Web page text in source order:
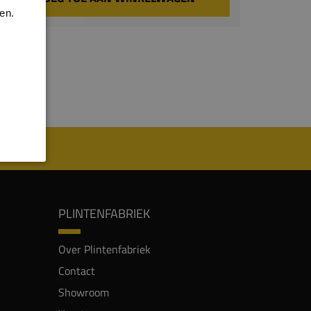
PLINTENFABRIEK
Over Plintenfabriek
Contact
Showroom